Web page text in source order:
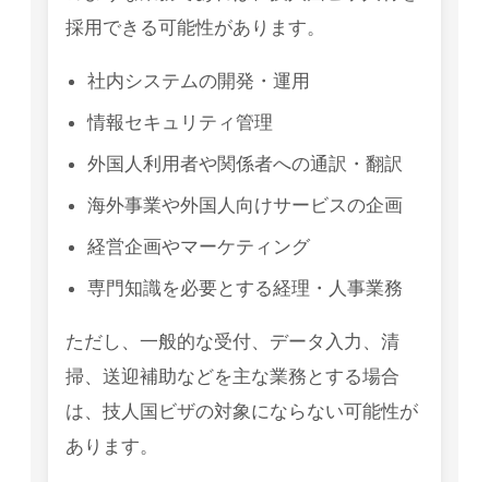
採用できる可能性があります。
社内システムの開発・運用
情報セキュリティ管理
外国人利用者や関係者への通訳・翻訳
海外事業や外国人向けサービスの企画
経営企画やマーケティング
専門知識を必要とする経理・人事業務
ただし、一般的な受付、データ入力、清
掃、送迎補助などを主な業務とする場合
は、技人国ビザの対象にならない可能性が
あります。